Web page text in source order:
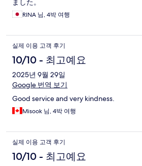
ました。
RINA 님, 4박 여행
실제 이용 고객 후기
10/10 - 최고예요
2025년 9월 29일
Google 번역 보기
Good service and very kindness.
Misook 님, 4박 여행
실제 이용 고객 후기
10/10 - 최고예요